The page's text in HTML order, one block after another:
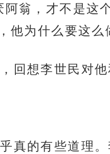
翁，才不是这
他为什么要这
回想李世民对
真的有些道理